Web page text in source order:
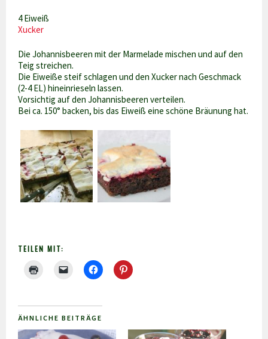
4 Eiweiß
Xucker
Die Johannisbeeren mit der Marmelade mischen und auf den
Teig streichen.
Die Eiweiße steif schlagen und den Xucker nach Geschmack
(2-4 EL) hineinrieseln lassen.
Vorsichtig auf den Johannisbeeren verteilen.
Bei ca. 150° backen, bis das Eiweiß eine schöne Bräunung hat.
TEILEN MIT:
ÄHNLICHE BEITRÄGE